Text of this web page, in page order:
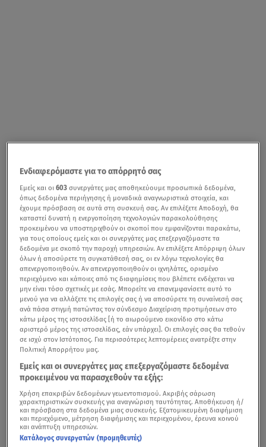
Ενδιαφερόμαστε για το απόρρητό σας
Εμείς και οι603 συνεργάτες μας αποθηκεύουμε προσωπικά δεδομένα,
όπως δεδομένα περιήγησης ή μοναδικά αναγνωριστικά στοιχεία, και
έχουμε πρόσβαση σε αυτά στη συσκευή σας. Αν επιλέξετε Αποδοχή, θα
καταστεί δυνατή η ενεργοποίηση τεχνολογιών παρακολούθησης
προκειμένου να υποστηριχθούν οι σκοποί που εμφανίζονται παρακάτω,
για τους οποίους εμείς και οι συνεργάτες μας επεξεργαζόμαστε τα
δεδομένα με σκοπό την παροχή υπηρεσιών. Αν επιλέξετε Απόρριψη όλων
όλων ή αποσύρετε τη συγκατάθεσή σας, οι εν λόγω τεχνολογίες θα
απενεργοποιηθούν. Αν απενεργοποιηθούν οι ιχνηλάτες, ορισμένο
περιεχόμενο και κάποιες από τις διαφημίσεις που βλέπετε ενδέχεται να
μην είναι τόσο σχετικές με εσάς. Μπορείτε να επανεμφανίσετε αυτό το
μενού για να αλλάξετε τις επιλογές σας ή να αποσύρετε τη συναίνεσή σας
ανά πάσα στιγμή πατώντας τον σύνδεσμο Διαχείριση προτιμήσεων στο
κάτω μέρος της ιστοσελίδας [ή το αιωρούμενο εικονίδιο στο κάτω
αριστερό μέρος της ιστοσελίδας, εάν υπάρχει]. Οι επιλογές σας θα τεθούν
σε ισχύ στον Ιστότοπος. Για περισσότερες λεπτομέρειες ανατρέξτε στην
Πολιτική Απορρήτου μας.
Εμείς και οι συνεργάτες μας επεξεργαζόμαστε δεδομένα
προκειμένου να παρασχεθούν τα εξής:
Χρήση επακριβών δεδομένων γεωεντοπισμού. Ακριβής σάρωση
χαρακτηριστικών συσκευής για αναγνώριση ταυτότητας. Αποθήκευση ή/
και πρόσβαση στα δεδομένα μιας συσκευής. Εξατομικευμένη διαφήμιση
και περιεχόμενο, μέτρηση διαφήμισης και περιεχομένου, έρευνα κοινού
και ανάπτυξη υπηρεσιών.
Κατάλογος συνεργατών (προμηθευτές)